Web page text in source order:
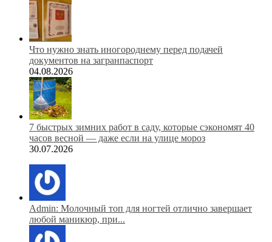
Что нужно знать иногороднему перед подачей
документов на загранпаспорт
04.08.2026
7 быстрых зимних работ в саду, которые сэкономят 40
часов весной — даже если на улице мороз
30.07.2026
Admin: Молочный топ для ногтей отлично завершает
любой маникюр, при...